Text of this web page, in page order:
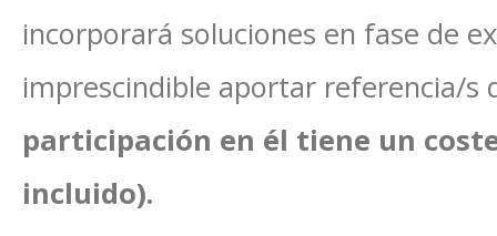
incorporará soluciones en fase de
imprescindible aportar referencia/s
participación en él tiene un
incluido).